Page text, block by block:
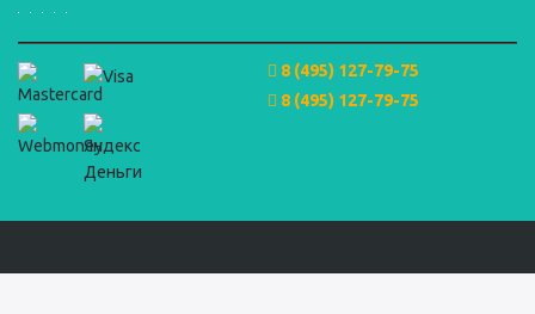
8 (495) 127-79-75
8 (495) 127-79-75